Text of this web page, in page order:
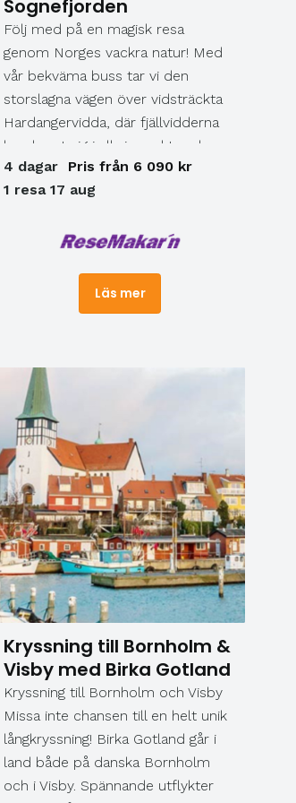
Lars Lerins Sandgrund. Lunch.
(F,L) F=Frukost L=Lunch
M=Middag
Sognefjorden
Följ med på en magisk resa
genom Norges vackra natur! Med
vår bekväma buss tar vi den
storslagna vägen över vidsträckta
Hardangervidda, där fjällvidderna
breder ut sig i all sin prakt, och
fortsätter längs den glittrande
Hardangerfjorden – en av världens
möts vi av Bryggens färgstarka
andas både charm och kultur.
Resan kröns med fjordarnas fjord,
där vi upplever en oförglömlig
båttur mellan höga fjällväggar och
djupblå vatten. Detta är resan som
bjuder på oförglömliga vyer,
nordisk magi och äkta reseglädje!
4 dagar
Pris från 6 090 kr
1 resa 17 aug
Läs mer
Kryssning till Bornholm &
Visby med Birka Gotland
Kryssning till Bornholm och Visby
Missa inte chansen till en helt unik
långkryssning! Birka Gotland går i
land både på danska Bornholm
och i Visby. Spännande utflykter